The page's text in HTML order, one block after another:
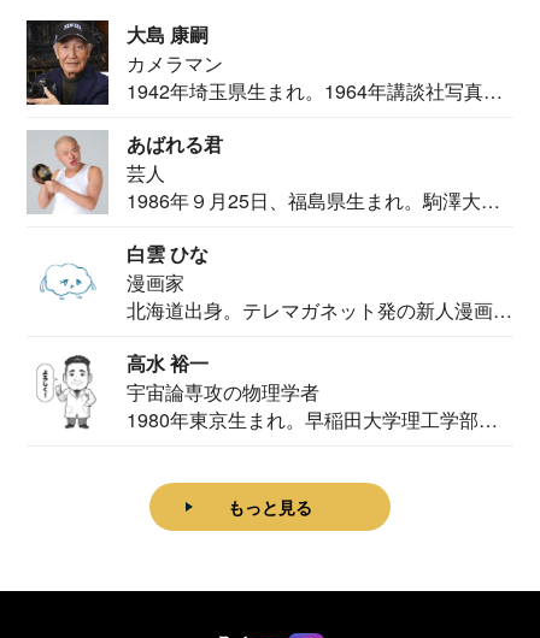
大島 康嗣
カメラマン
1942年埼玉県生まれ。1964年講談社写真部
あばれる君
芸人
1986年９月25日、福島県生まれ。駒澤大学
白雲 ひな
漫画家
北海道出身。テレマガネット発の新人漫画
高水 裕一
宇宙論専攻の物理学者
1980年東京生まれ。早稲田大学理工学部物
もっと見る